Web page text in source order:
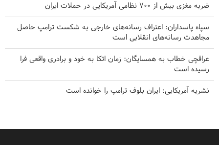
ضربه مغزی بیش از ۷۰۰ نظامی آمریکایی در حملات ایران
سپاه پاسداران: اعتراف رسانه‌های خارجی به شکست ترامپ حاصل
مجاهدت رسانه‌های انقلابی است
عراقچی خطاب به همسایگان: زمان اتکا به خود و برادری واقعی فرا
رسیده است
نشریه آمریکایی: ایران بلوف ترامپ را خوانده است